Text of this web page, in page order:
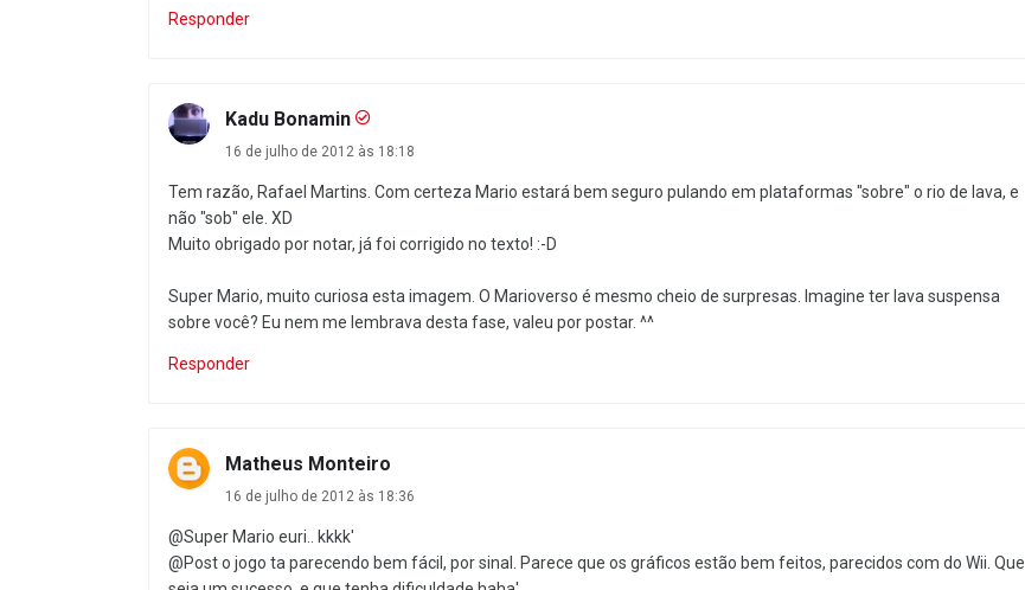
Responder
Kadu Bonamin
16 de julho de 2012 às 18:18
Tem razão, Rafael Martins. Com certeza Mario estará bem seguro pulando em plataformas "sobre" o rio de lava, e
não "sob" ele. XD
Muito obrigado por notar, já foi corrigido no texto! :-D
Super Mario, muito curiosa esta imagem. O Marioverso é mesmo cheio de surpresas. Imagine ter lava suspensa
sobre você? Eu nem me lembrava desta fase, valeu por postar. ^^
Responder
Matheus Monteiro
16 de julho de 2012 às 18:36
@Super Mario euri.. kkkk'
@Post o jogo ta parecendo bem fácil, por sinal. Parece que os gráficos estão bem feitos, parecidos com do Wii. Que